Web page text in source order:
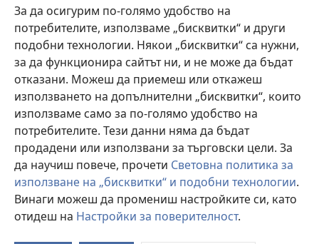
За да осигурим по-голямо удобство на
потребителите, използваме „бисквитки“ и други
подобни технологии. Някои „бисквитки“ са нужни,
за да функционира сайтът ни, и не може да бъдат
отказани. Можеш да приемеш или откажеш
използването на допълнителни „бисквитки“, които
използваме само за по-голямо удобство на
потребителите. Тези данни няма да бъдат
продадени или използвани за търговски цели. За
да научиш повече, прочети Световна политика за
използване на „бисквитки“ и подобни технологии.
Винаги можеш да промениш настройките си, като
отидеш на Настройки за поверителност.
нов
прозорец)ОНЛАЙН БИБЛИОТЕКА „Стражева кула“
(отваря
нов
прозорец)
JW Hub
(отваря
нов
прозорец)JW Library
Watchtower Library ®
Copyright© 2026 Watch Tower Bible and Tract Society of Pennsylvania.
УСЛОВИЯ ЗА ПОЛЗВАНЕ
НАСТРОЙКИ ЗА ПОВЕРИТЕЛНОСТ